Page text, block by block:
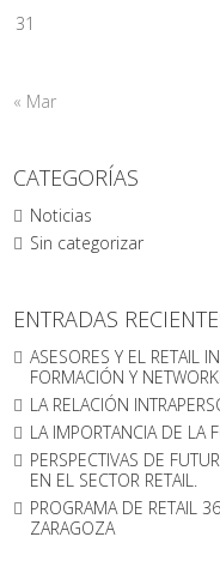
31
« Mar
CATEGORÍAS
Noticias
Sin categorizar
ENTRADAS
ASESORES Y EL RETAIL
FORMACIÓN Y
LA RELACIÓN
LA IMPORTANCIA DE LA
PERSPECTIVAS DE
EN EL SECTOR RETAIL.
PROGRAMA DE RETAIL
ZARAGOZA